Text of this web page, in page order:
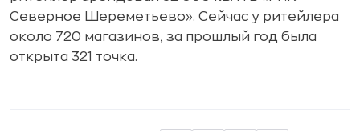
Северное Шереметьево». Сейчас у ритейлера
около 720 магазинов, за прошлый год была
открыта 321 точка.